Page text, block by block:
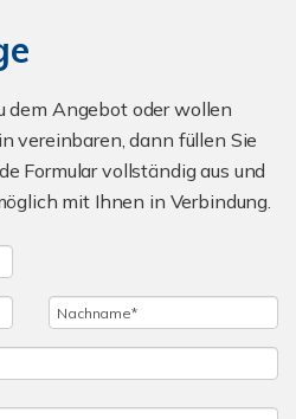
dem Angebot oder wollen
vereinbaren, dann füllen Sie
Formular vollständig aus und
mit Ihnen in Verbindung.